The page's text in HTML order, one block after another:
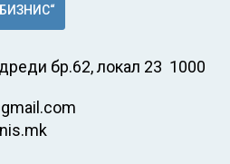
бр.62, локал 23 1000